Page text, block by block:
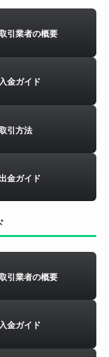
引業者の概要
入金ガイド
引方法
金ガイド
引業者の概要
入金ガイド